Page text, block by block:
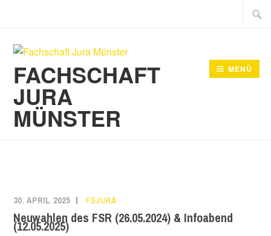
Suche
nach:
FACHSCHAFT
JURA
MÜNSTER
MENÜ
30. APRIL 2025 FSJURA
Neuwahlen des FSR (26.05.2024) & Infoabend
(12.05.2025)